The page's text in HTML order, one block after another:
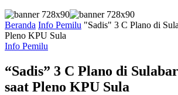
Beranda Info Pemilu "Sadis" 3 C Plano di
Pleno KPU Sula
Info Pemilu
“Sadis” 3 C Plano di
saat Pleno KPU Sula